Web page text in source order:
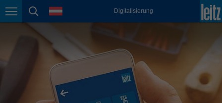
Seitennavigation
Seitensuche
Sprache Digitalisierung
México
Nederland
Österreich